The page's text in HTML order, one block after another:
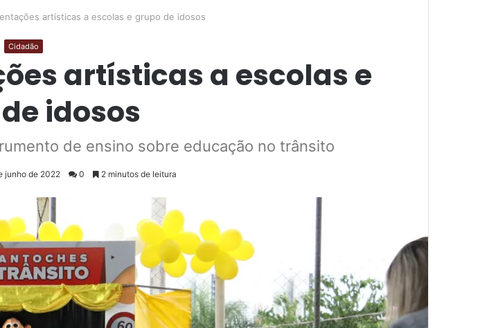
artísticas a escolas e grupo de idosos
Cidadão
artísticas a escolas e
idosos
de ensino sobre educação no trânsito
junho de 2022 0 2 minutos de leitura